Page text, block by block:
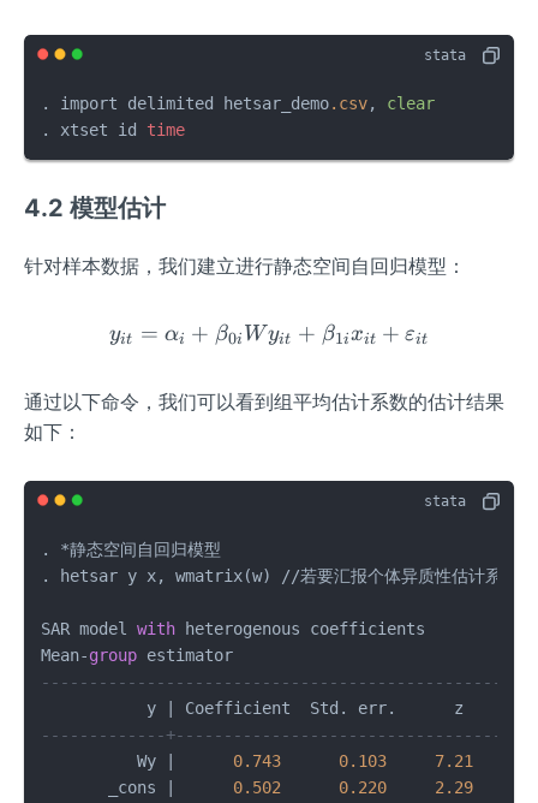
. import delimited hetsar_demo.csv, clear
. xtset id time
4.2 模型估计
针对样本数据，我们建立进行静态空间自回归模型：
yit = αi + β0i Wyit + β1ixit + εit
通过以下命令，我们可以看到组平均估计系数的估计结果
如下：
. *静态空间自回归模型
. hetsar y x, wmatrix(w)
//若要汇报个体异质性估计系
SAR model with heterogenous coefficients
Mean-group
           y
Coefficient  Std. err.      z    P
-------------
          Wy
0.743 0.103 7.21
       _cons
0.502 0.220 2.29